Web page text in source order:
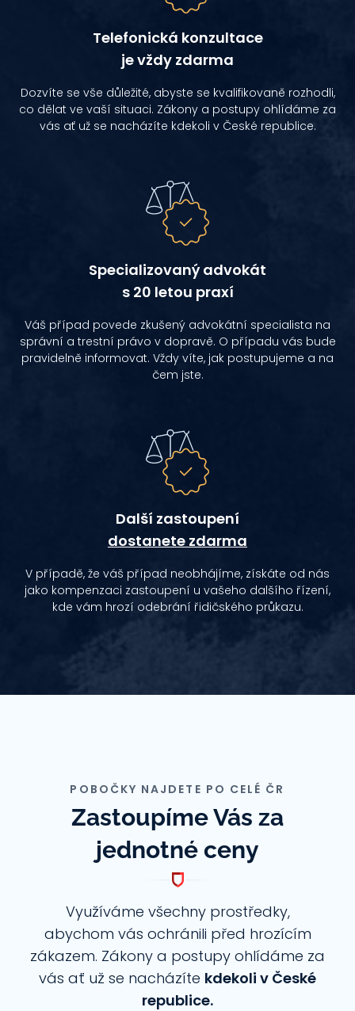
Telefonická konzultace
je vždy zdarma
Dozvíte se vše důležité, abyste se kvalifikovaně rozhodli,
co dělat ve vaší situaci. Zákony a postupy ohlídáme za
vás ať už se nacházíte kdekoli v České republice.
Specializovaný advokát
s 20 letou praxí
Váš případ povede zkušený advokátní specialista na
správní a trestní právo v dopravě. O případu vás bude
pravidelně informovat. Vždy víte, jak postupujeme a na
čem jste.
Další zastoupení
dostanete zdarma
V případě, že váš případ neobhájíme, získáte od nás
jako kompenzaci zastoupení u vašeho dalšího řízení,
kde vám hrozí odebrání řidičského průkazu.
POBOČKY NAJDETE PO CELÉ ČR
Zastoupíme Vás za
jednotné ceny
Využíváme všechny prostředky,
abychom vás ochránili před hrozícím
zákazem. Zákony a postupy ohlídáme za
vás ať už se nacházíte kdekoli v České
republice.